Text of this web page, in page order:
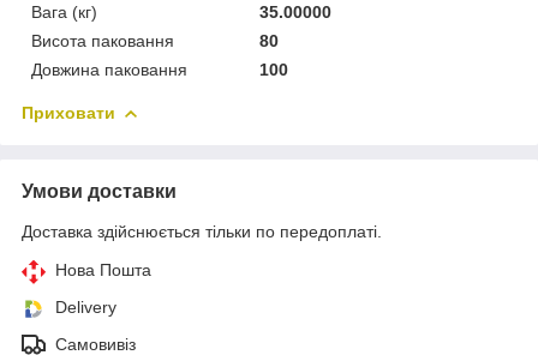
Вага (кг)
35.00000
Висота паковання
80
Довжина паковання
100
Приховати
Умови доставки
Доставка здійснюється тільки по передоплаті.
Нова Пошта
Delivery
Самовивіз